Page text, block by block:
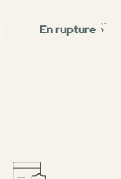
En rupture